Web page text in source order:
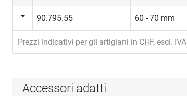
90.795.55 60 - 70 mm
Prezzi indicativi per gli artigiani in CHF, escl. IVA
Accessori adatti